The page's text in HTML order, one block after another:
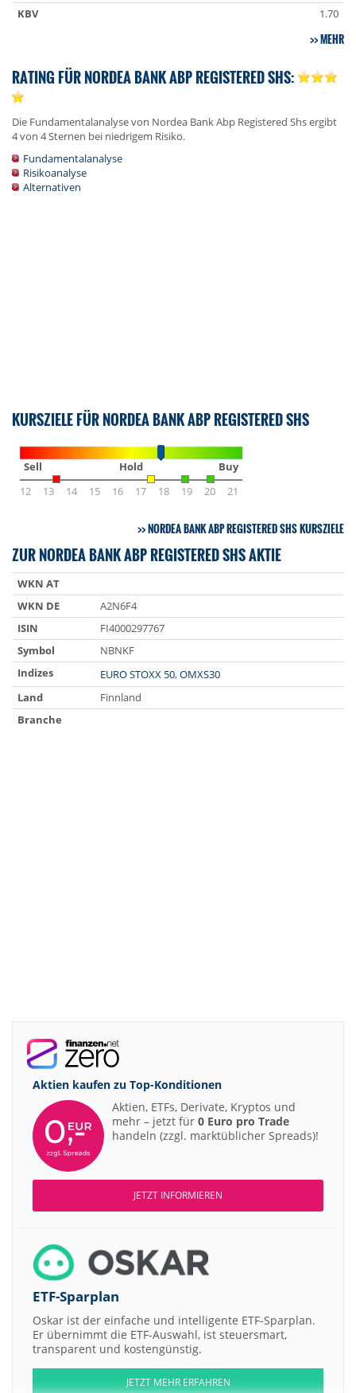
KBV
1.70
MEHR
RATING FÜR NORDEA BANK ABP REGISTERED SHS:
Die Fundamentalanalyse von Nordea Bank Abp Registered Shs ergibt
4 von 4 Sternen bei niedrigem Risiko.
Fundamentalanalyse
Risikoanalyse
Alternativen
KURSZIELE FÜR NORDEA BANK ABP REGISTERED SHS
Sell Hold
Buy
12
13 14 15 16 17 18 19 20 21
NORDEA BANK ABP REGISTERED SHS KURSZIELE
ZUR NORDEA BANK ABP REGISTERED SHS AKTIE
WKN AT
WKN DE
A2N6F4
ISIN
FI4000297767
Symbol
NBNKF
Indizes
EURO STOXX 50,OMXS30
Land
Finnland
Branche
Aktien kaufen zu Top-Konditionen
Aktien, ETFs, Derivate, Kryptos und
mehr – jetzt für 0 Euro pro Trade
handeln (zzgl. marktüblicher Spreads)!
JETZT INFORMIEREN
ETF-Sparplan
Oskar ist der einfache und intelligente ETF-Sparplan.
Er übernimmt die ETF-Auswahl, ist steuersmart,
transparent und kostengünstig.
JETZT MEHR ERFAHREN